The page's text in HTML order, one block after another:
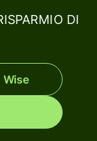
DI
Wise